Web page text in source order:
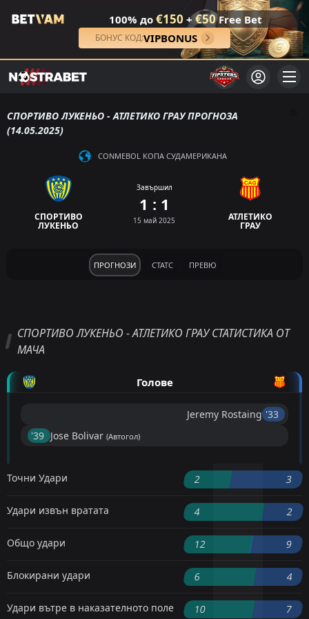
100% до €150 + €50Free Bet
БОНУС КОД:VIPBONUS
СПОРТИВО ЛУКЕНЬО - АТЛЕТИКО ГРАУ ПРОГНОЗА
(14.05.2025)
CONMEBOL КОПА СУДАМЕРИКАНА
СПОРТИВО
ЛУКЕНЬО
Завършил
1 : 1
15 май 2025 АТЛЕТИКО
ГРАУ
ПРОГНОЗИ СТАТС ПРЕВЮ
СПОРТИВО ЛУКЕНЬО - АТЛЕТИКО ГРАУ СТАТИСТИКА ОТ
МАЧА
Голове
Jeremy Rostaing '33 ︎
'39 ︎ Jose Bolivar (Автогол)
Точни Удари 2 3
Удари извън вратата 4 2
Общо удари 12 9
Блокирани удари 6 4
Удари вътре в наказателното поле 10 7